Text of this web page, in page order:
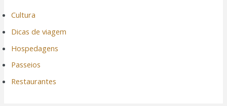
Cultura
Dicas de viagem
Hospedagens
Passeios
Restaurantes